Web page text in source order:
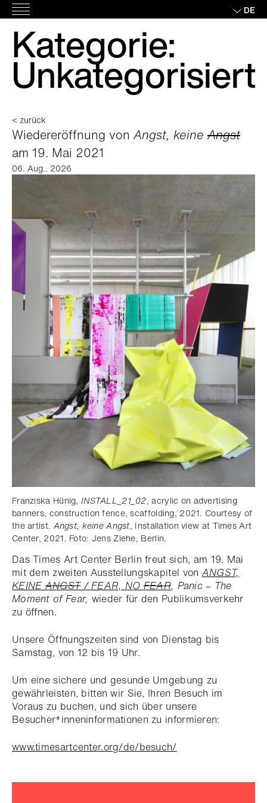
Skip
to
content
DE
Kategorie:
Unkategorisiert
< zurück
Wiedereröffnung von Angst, keine Angst
am 19. Mai 2021
06. Aug.. 2026
Franziska Hünig, INSTALL_21_02, acrylic on advertising
banners, construction fence, scaffolding, 2021. Courtesy of
the artist. Angst, keine Angst, Installation view at Times Art
Center, 2021. Foto: Jens Ziehe, Berlin.
Das Times Art Center Berlin freut sich, am 19. Mai
mit dem zweiten Ausstellungskapitel von ANGST,
KEINEANGST/ FEAR, NOFEAR, Panic – The
Moment of Fear, wieder für den Publikumsverkehr
zu öffnen.
Unsere Öffnungszeiten sind von Dienstag bis
Samstag, von 12 bis 19 Uhr.
Um eine sichere und gesunde Umgebung zu
gewährleisten, bitten wir Sie, Ihren Besuch im
Voraus zu buchen, und sich über unsere
Besucher*inneninformationen zu informieren:
www.timesartcenter.org/de/besuch/